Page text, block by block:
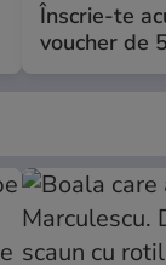
Înscrie-te
voucher de